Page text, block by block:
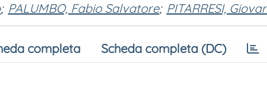
; PALUMBO, Fabio Salvatore; PITARRESI,
completa Scheda completa (DC)